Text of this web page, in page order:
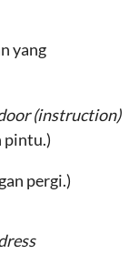
yang
(instruction)
pintu.)
pergi.)